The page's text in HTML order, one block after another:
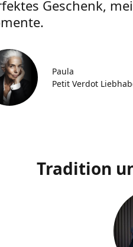
Geschenk,
Paula
Petit Verdot
Tradition